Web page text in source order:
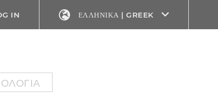
IN ΕΛΛΗΝΙΚΆ | GREEK